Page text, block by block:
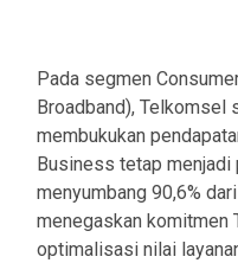
Pada segmen
Broadband), Telkomsel
membukukan
Business tetap menjadi
menyumbang 90,6%
menegaskan komitmen
optimalisasi nilai